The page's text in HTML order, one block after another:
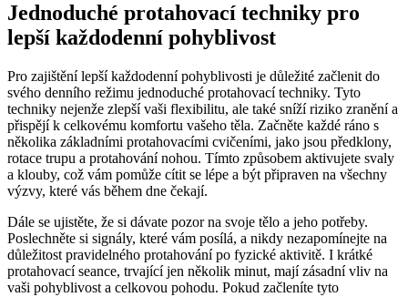
Jednoduché protahovací techniky pro
lepší každodenní pohyblivost
Pro zajištění lepší každodenní pohyblivosti je důležité začlenit do
svého denního režimu jednoduché protahovací techniky. Tyto
techniky nejenže zlepší vaši flexibilitu, ale také sníží riziko zranění a
přispějí k celkovému komfortu vašeho těla. Začněte každé ráno s
několika základními protahovacími cvičeními, jako jsou předklony,
rotace trupu a protahování nohou. Tímto způsobem aktivujete svaly
a klouby, což vám pomůže cítit se lépe a být připraven na všechny
výzvy, které vás během dne čekají.
Dále se ujistěte, že si dávate pozor na svoje tělo a jeho potřeby.
Poslechněte si signály, které vám posílá, a nikdy nezapomínejte na
důležitost pravidelného protahování po fyzické aktivitě. I krátké
protahovací seance, trvající jen několik minut, mají zásadní vliv na
vaši pohyblivost a celkovou pohodu. Pokud začleníte tyto